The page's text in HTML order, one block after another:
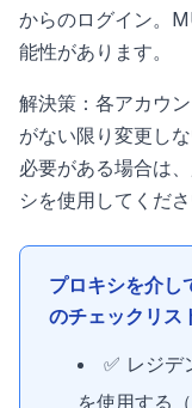
からのログイン。
能性があります。
解決策：各アカウ
がない限り変更し
必要がある場合は
シを使用してくださ
プロキシを介し
のチェックリス
✅ レジデ
を使用する